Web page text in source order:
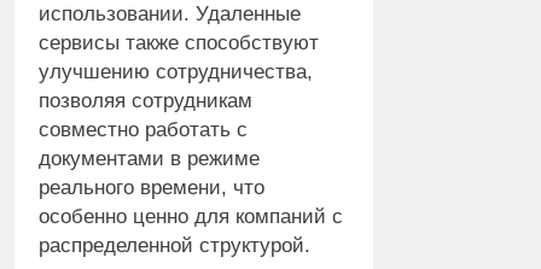
использовании. Удаленные
сервисы также способствуют
улучшению сотрудничества,
позволяя сотрудникам
совместно работать с
документами в режиме
реального времени, что
особенно ценно для компаний с
распределенной структурой.